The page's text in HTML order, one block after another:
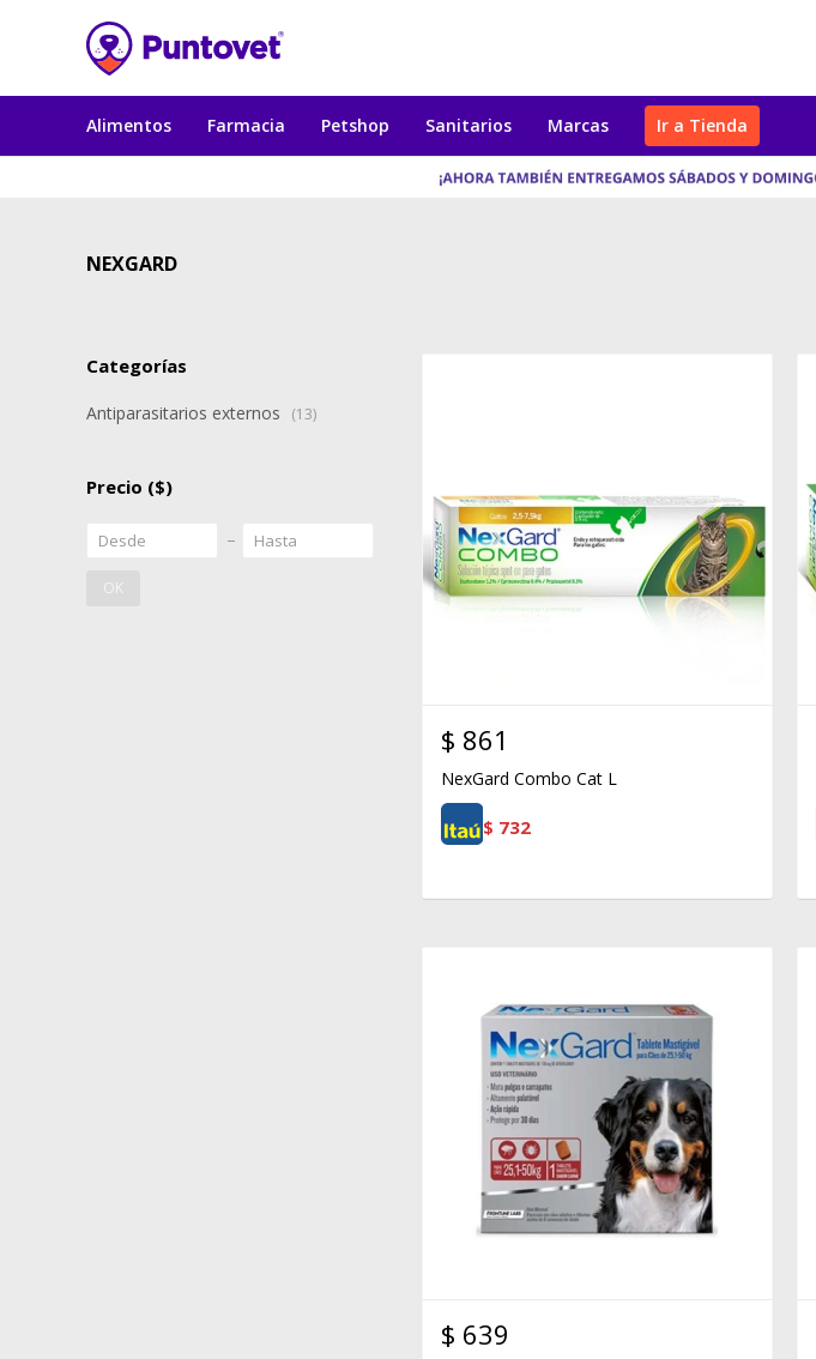
Alimentos Farmacia Petshop Sanitarios Marcas Ir a Tienda
NEXGARD
$ 861
NexGard Combo Cat L
$ 732
$ 639
Categorías
Antiparasitarios externos (13)
Precio ($)
OK